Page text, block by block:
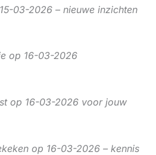
03-2026 – nieuwe inzichten
op 16-03-2026
op 16-03-2026 voor jouw
op 16-03-2026 – kennis